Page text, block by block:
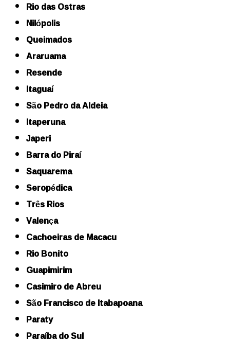
Rio das Ostras
Nilópolis
Queimados
Araruama
Resende
Itaguaí
São Pedro da Aldeia
Itaperuna
Japeri
Barra do Piraí
Saquarema
Seropédica
Três Rios
Valença
Cachoeiras de Macacu
Rio Bonito
Guapimirim
Casimiro de Abreu
São Francisco de Itabapoana
Paraty
Paraíba do Sul